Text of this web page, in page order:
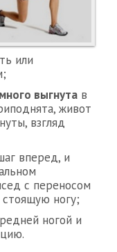
или
выгнута в
живот
взгляд
вперед, и
с переносом
ногу;
ногой и